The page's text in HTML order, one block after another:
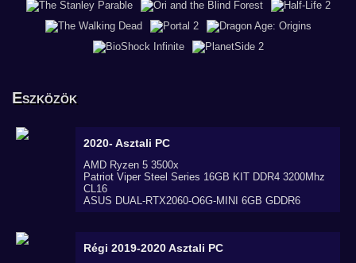
Eszközök
2020-Asztali PC
AMD Ryzen 5 3500x
Patriot Viper Steel Series 16GB KIT DDR4 3200Mhz
CL16
ASUS DUAL-RTX2060-O6G-MINI 6GB GDDR6
Régi 2019-2020Asztali PC